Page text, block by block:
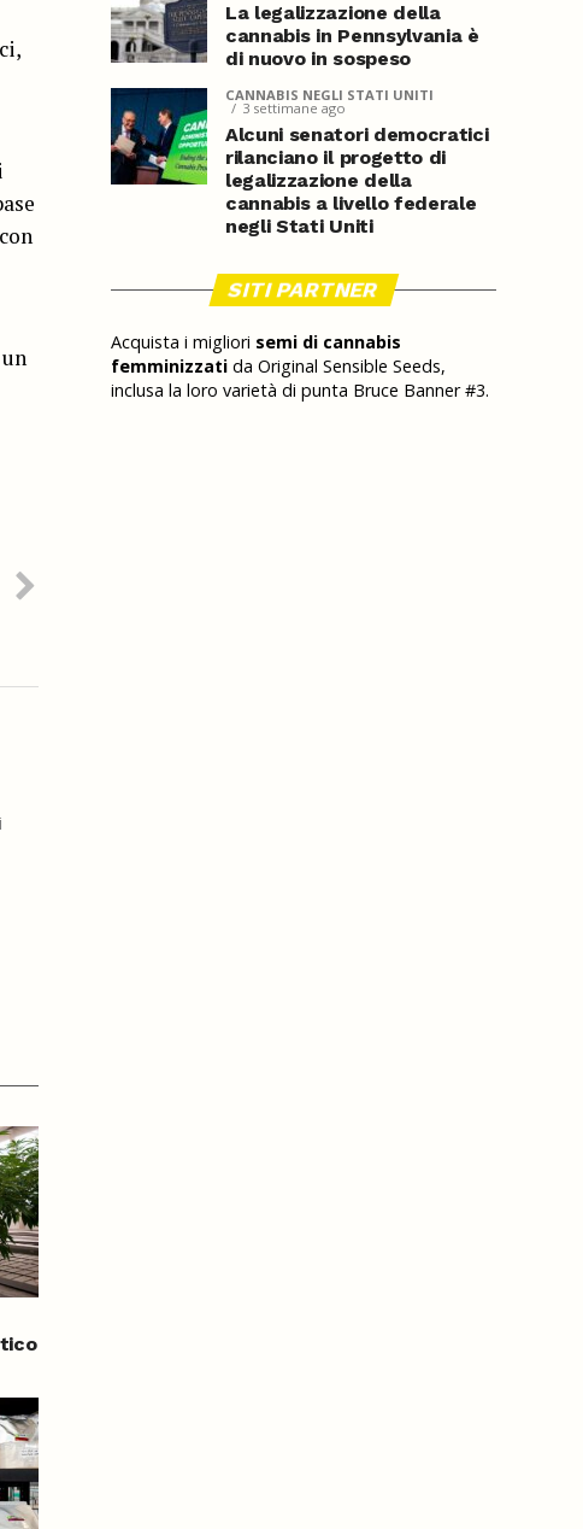
La legalizzazione della
cannabis in Pennsylvania è
di nuovo in sospeso
CANNABIS NEGLI STATI UNITI
3 settimane ago
Alcuni senatori democratici
rilanciano il progetto di
legalizzazione della
cannabis a livello federale
negli Stati Uniti
SITI PARTNER
Acquista i migliori semi di cannabis
femminizzati da Original Sensible Seeds,
inclusa la loro varietà di punta Bruce Banner #3.